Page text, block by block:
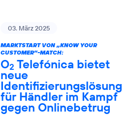
03. März 2025
MARKTSTART VON „KNOW YOUR
CUSTOMER”-MATCH:
O2 Telefónica bietet
neue
Identifizierungslösung
für Händler im Kampf
gegen Onlinebetrug